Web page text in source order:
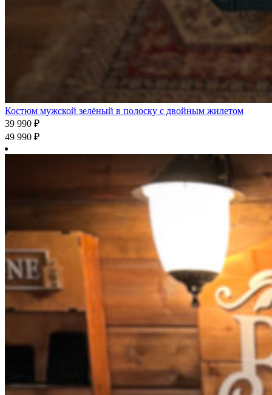
Костюм мужской зелёный в полоску с двойным жилетом
39 990 ₽
49 990 ₽